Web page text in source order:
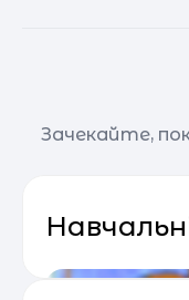
Зачекайте,